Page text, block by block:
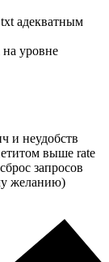
адекватным
на уровне
и неудобств
выше rate
запросов
желанию)